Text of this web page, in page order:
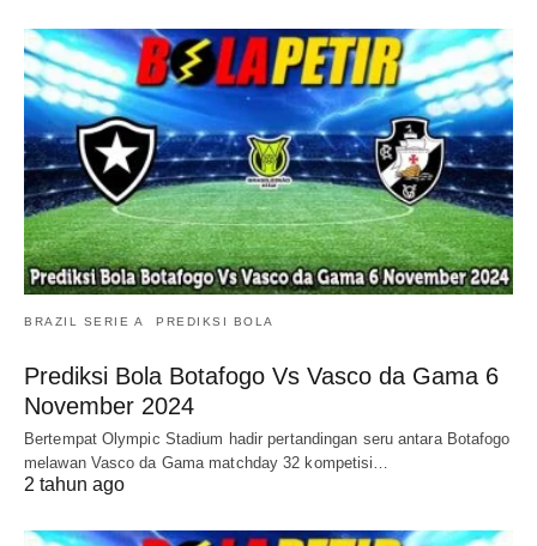
BRAZIL SERIE A PREDIKSI BOLA
Prediksi Bola Botafogo Vs Vasco da Gama 6
November 2024
Bertempat Olympic Stadium hadir pertandingan seru antara Botafogo
melawan Vasco da Gama matchday 32 kompetisi…
2 tahun ago